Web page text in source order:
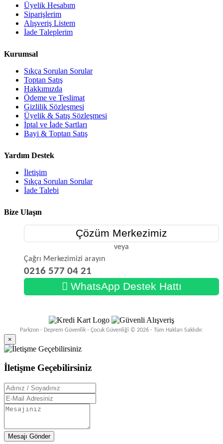
Üyelik Hesabım
Siparişlerim
Alışveriş Listem
İade Taleplerim
Kurumsal
Sıkça Sorulan Sorular
Toptan Satış
Hakkımızda
Ödeme ve Teslimat
Gizlilik Sözleşmesi
Üyelik & Satış Sözleşmesi
İptal ve İade Şartları
Bayi & Toptan Satış
Yardım Destek
İletişim
Sıkça Sorulan Sorular
İade Talebi
Bize Ulaşın
Çözüm Merkezimiz
veya
Çağrı Merkezimizi arayın
0216 577 04 21
WhatsApp Destek Hattı
Parkzon - Deprem Güvenlik - Çocuk Güvenliği © 2026 - Tüm Hakları Saklıdır.
×
İletişme Geçebilirsiniz
Mesajı Gönder